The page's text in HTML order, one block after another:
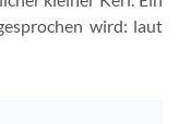
wird: laut